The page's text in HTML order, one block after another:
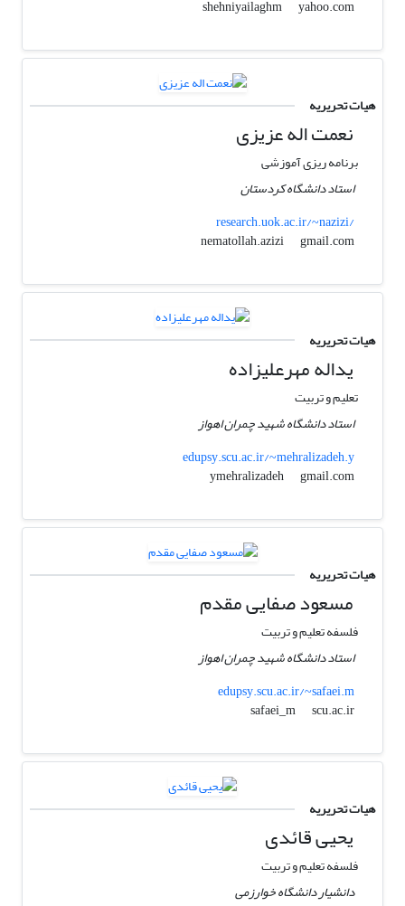
shehniyailaghm
yahoo.com
هیات تحریریه
نعمت اله عزیزی
برنامه ریزی آموزشی
استاد دانشگاه کردستان
research.uok.ac.ir/~nazizi/
nematollah.azizi
gmail.com
هیات تحریریه
یداله مهرعلیزاده
تعلیم و تربیت
استاد دانشگاه شهید چمران اهواز
edupsy.scu.ac.ir/~mehralizadeh.y
ymehralizadeh
gmail.com
هیات تحریریه
مسعود صفایی مقدم
فلسفه تعلیم و تربیت
استاد دانشگاه شهید چمران اهواز
edupsy.scu.ac.ir/~safaei.m
safaei_m
scu.ac.ir
هیات تحریریه
یحیی قائدی
فلسفه تعلیم و تربیت
دانشیار دانشگاه خوارزمی